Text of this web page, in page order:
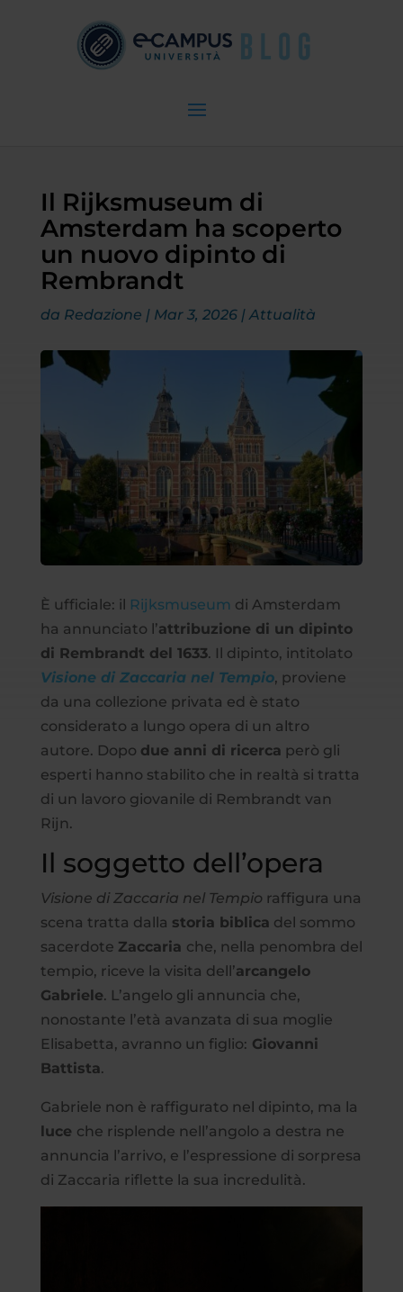
Il Rijksmuseum di
Amsterdam ha scoperto
un nuovo dipinto di
Rembrandt
da Redazione | Mar 3, 2026|Attualità
È ufficiale: il Rijksmuseum di Amsterdam
ha annunciato l’attribuzione di un dipinto
di Rembrandt del 1633. Il dipinto, intitolato
Visione di Zaccaria nel Tempio, proviene
da una collezione privata ed è stato
considerato a lungo opera di un altro
autore. Dopo due anni di ricerca però gli
esperti hanno stabilito che in realtà si tratta
di un lavoro giovanile di Rembrandt van
Rijn.
Il soggetto dell’opera
Visione di Zaccaria nel Tempio raffigura una
scena tratta dalla storia biblica del sommo
sacerdote Zaccaria che, nella penombra del
tempio, riceve la visita dell’arcangelo
Gabriele. L’angelo gli annuncia che,
nonostante l’età avanzata di sua moglie
Elisabetta, avranno un figlio: Giovanni
Battista.
Gabriele non è raffigurato nel dipinto, ma la
luce che risplende nell’angolo a destra ne
annuncia l’arrivo, e l’espressione di sorpresa
di Zaccaria riflette la sua incredulità.